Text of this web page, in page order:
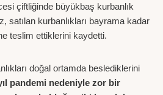
çiftliğinde büyükbaş kurbanlık
satılan kurbanlıkları bayrama kadar
teslim ettiklerini kaydetti.
doğal ortamda beslediklerini
pandemi nedeniyle zor bir